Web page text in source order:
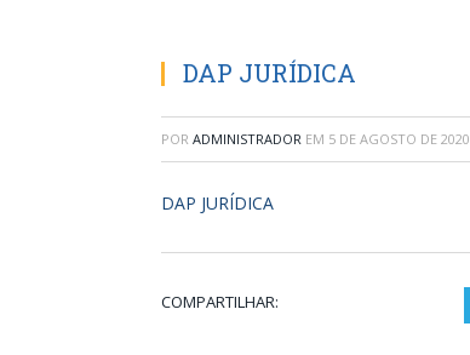
DAP JURÍDICA
POR ADMINISTRADOR EM 5 DE AGOSTO DE 2020
DAP JURÍDICA
COMPARTILHAR: